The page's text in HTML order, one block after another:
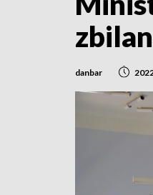
danbar